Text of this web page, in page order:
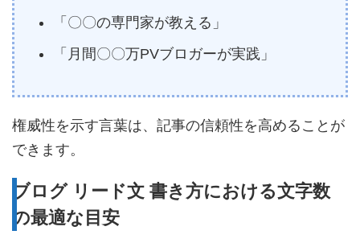
「〇〇の専門家が教える」
「月間〇〇万PVブロガーが実践」
権威性を示す言葉は、記事の信頼性を高めることが
できます。
ブログ リード文 書き方における文字数
の最適な目安